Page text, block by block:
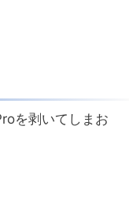
を剥いてしまお